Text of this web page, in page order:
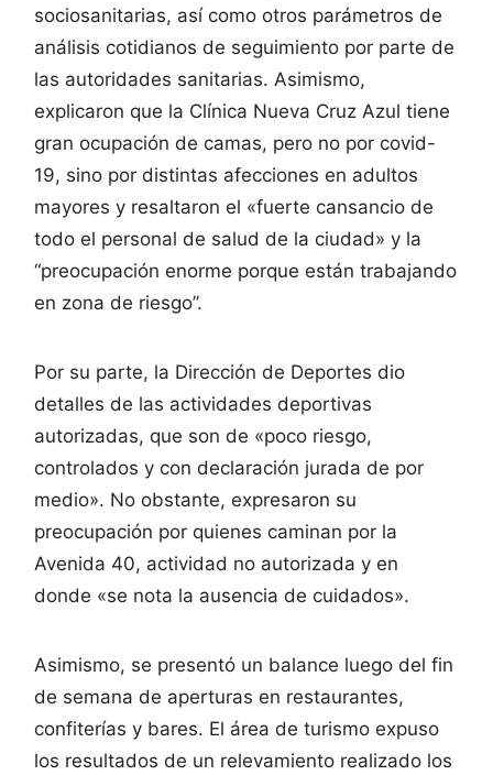
sociosanitarias, así como otros parámetros de
análisis cotidianos de seguimiento por parte de
las autoridades sanitarias. Asimismo,
explicaron que la Clínica Nueva Cruz Azul tiene
gran ocupación de camas, pero no por covid-
19, sino por distintas afecciones en adultos
mayores y resaltaron el «fuerte cansancio de
todo el personal de salud de la ciudad» y la
“preocupación enorme porque están trabajando
en zona de riesgo”.
Por su parte, la Dirección de Deportes dio
detalles de las actividades deportivas
autorizadas, que son de «poco riesgo,
controlados y con declaración jurada de por
medio». No obstante, expresaron su
preocupación por quienes caminan por la
Avenida 40, actividad no autorizada y en
donde «se nota la ausencia de cuidados».
Asimismo, se presentó un balance luego del fin
de semana de aperturas en restaurantes,
confiterías y bares. El área de turismo expuso
los resultados de un relevamiento realizado los